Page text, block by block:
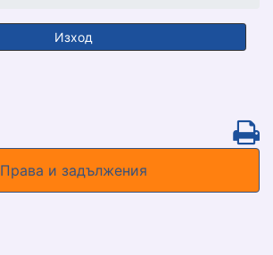
Изход
Права и задължения